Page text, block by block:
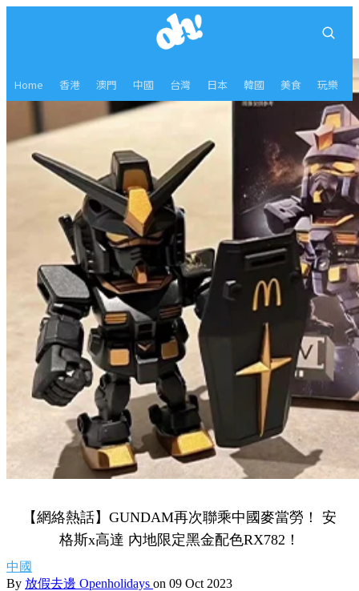
Home 香港 澳門 中國 台灣 日本 韓國 美食 玩樂
【網絡熱話】GUNDAM再次聯乘中國麥當勞！ 安
格斯x高達 內地限定黑金配色RX782！
中國
By 放假去邊 Openholidays on 09 Oct 2023